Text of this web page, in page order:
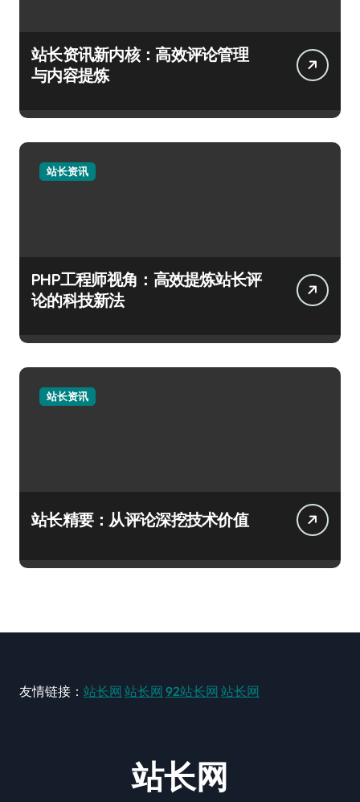
站长资讯新内核：高效评论管理
与内容提炼
站长资讯
PHP工程师视角：高效提炼站长评
论的科技新法
站长资讯
站长精要：从评论深挖技术价值
友情链接： 站长网 站长网 92站长网 站长网
站长网